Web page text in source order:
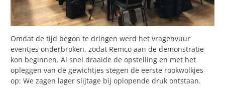
Omdat de tijd begon te dringen werd het vragenvuur
eventjes onderbroken, zodat Remco aan de demonstratie
kon beginnen. Al snel draaide de opstelling en met het
opleggen van de gewichtjes stegen de eerste rookwolkjes
op: We zagen lager slijtage bij oplopende druk ontstaan.